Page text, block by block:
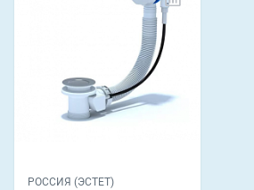
РОССИЯ (ЭСТЕТ)